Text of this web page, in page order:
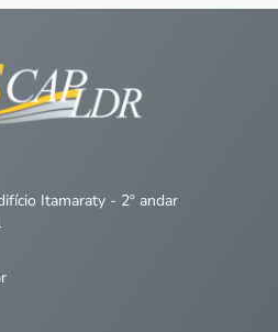
Itamaraty - 2º andar